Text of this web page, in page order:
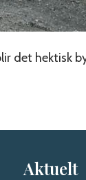
det hektisk
Aktuelt